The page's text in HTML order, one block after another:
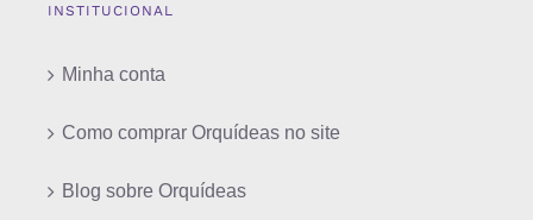
INSTITUCIONAL
Minha conta
Como comprar Orquídeas no site
Blog sobre Orquídeas